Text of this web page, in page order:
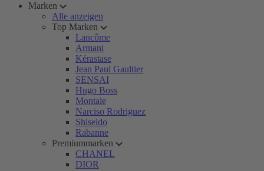
Marken
Alle anzeigen
Top Marken
Lancôme
Armani
Kérastase
Jean Paul Gaultier
SENSAI
Hugo Boss
Montale
Narciso Rodriguez
Shiseido
Rabanne
Premiummarken
CHANEL
DIOR